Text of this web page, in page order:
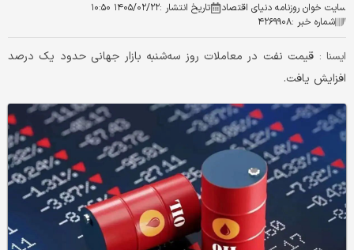
سایت خوان روزنامه دنیای اقتصاد تاریخ انتشار :۱۴۰۵/۰۲/۲۲ ۱۰:۵۰
شماره خبر :۴۲۶۹۹۰۸
ايسنا : قیمت نفت در معاملات روز سه‌شنبه بازار جهانی حدود یک درصد
افزایش یافت.